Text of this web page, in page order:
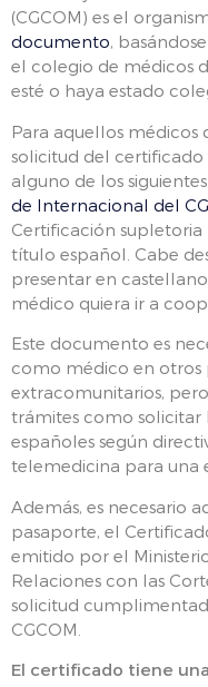
(CGCOM) es el
documento,
el colegio de médicos
esté o haya estado
Para aquellos médicos
solicitud del
alguno de los
de Internacional del
Certificación
título español. Cabe
presentar en
médico quiera ir a
Este documento es
como médico en otros
extracomunitarios,
trámites como
españoles según
telemedicina para una
Además, es necesario
pasaporte, el
emitido por el
Relaciones con las
solicitud
CGCOM.
El certificado tiene